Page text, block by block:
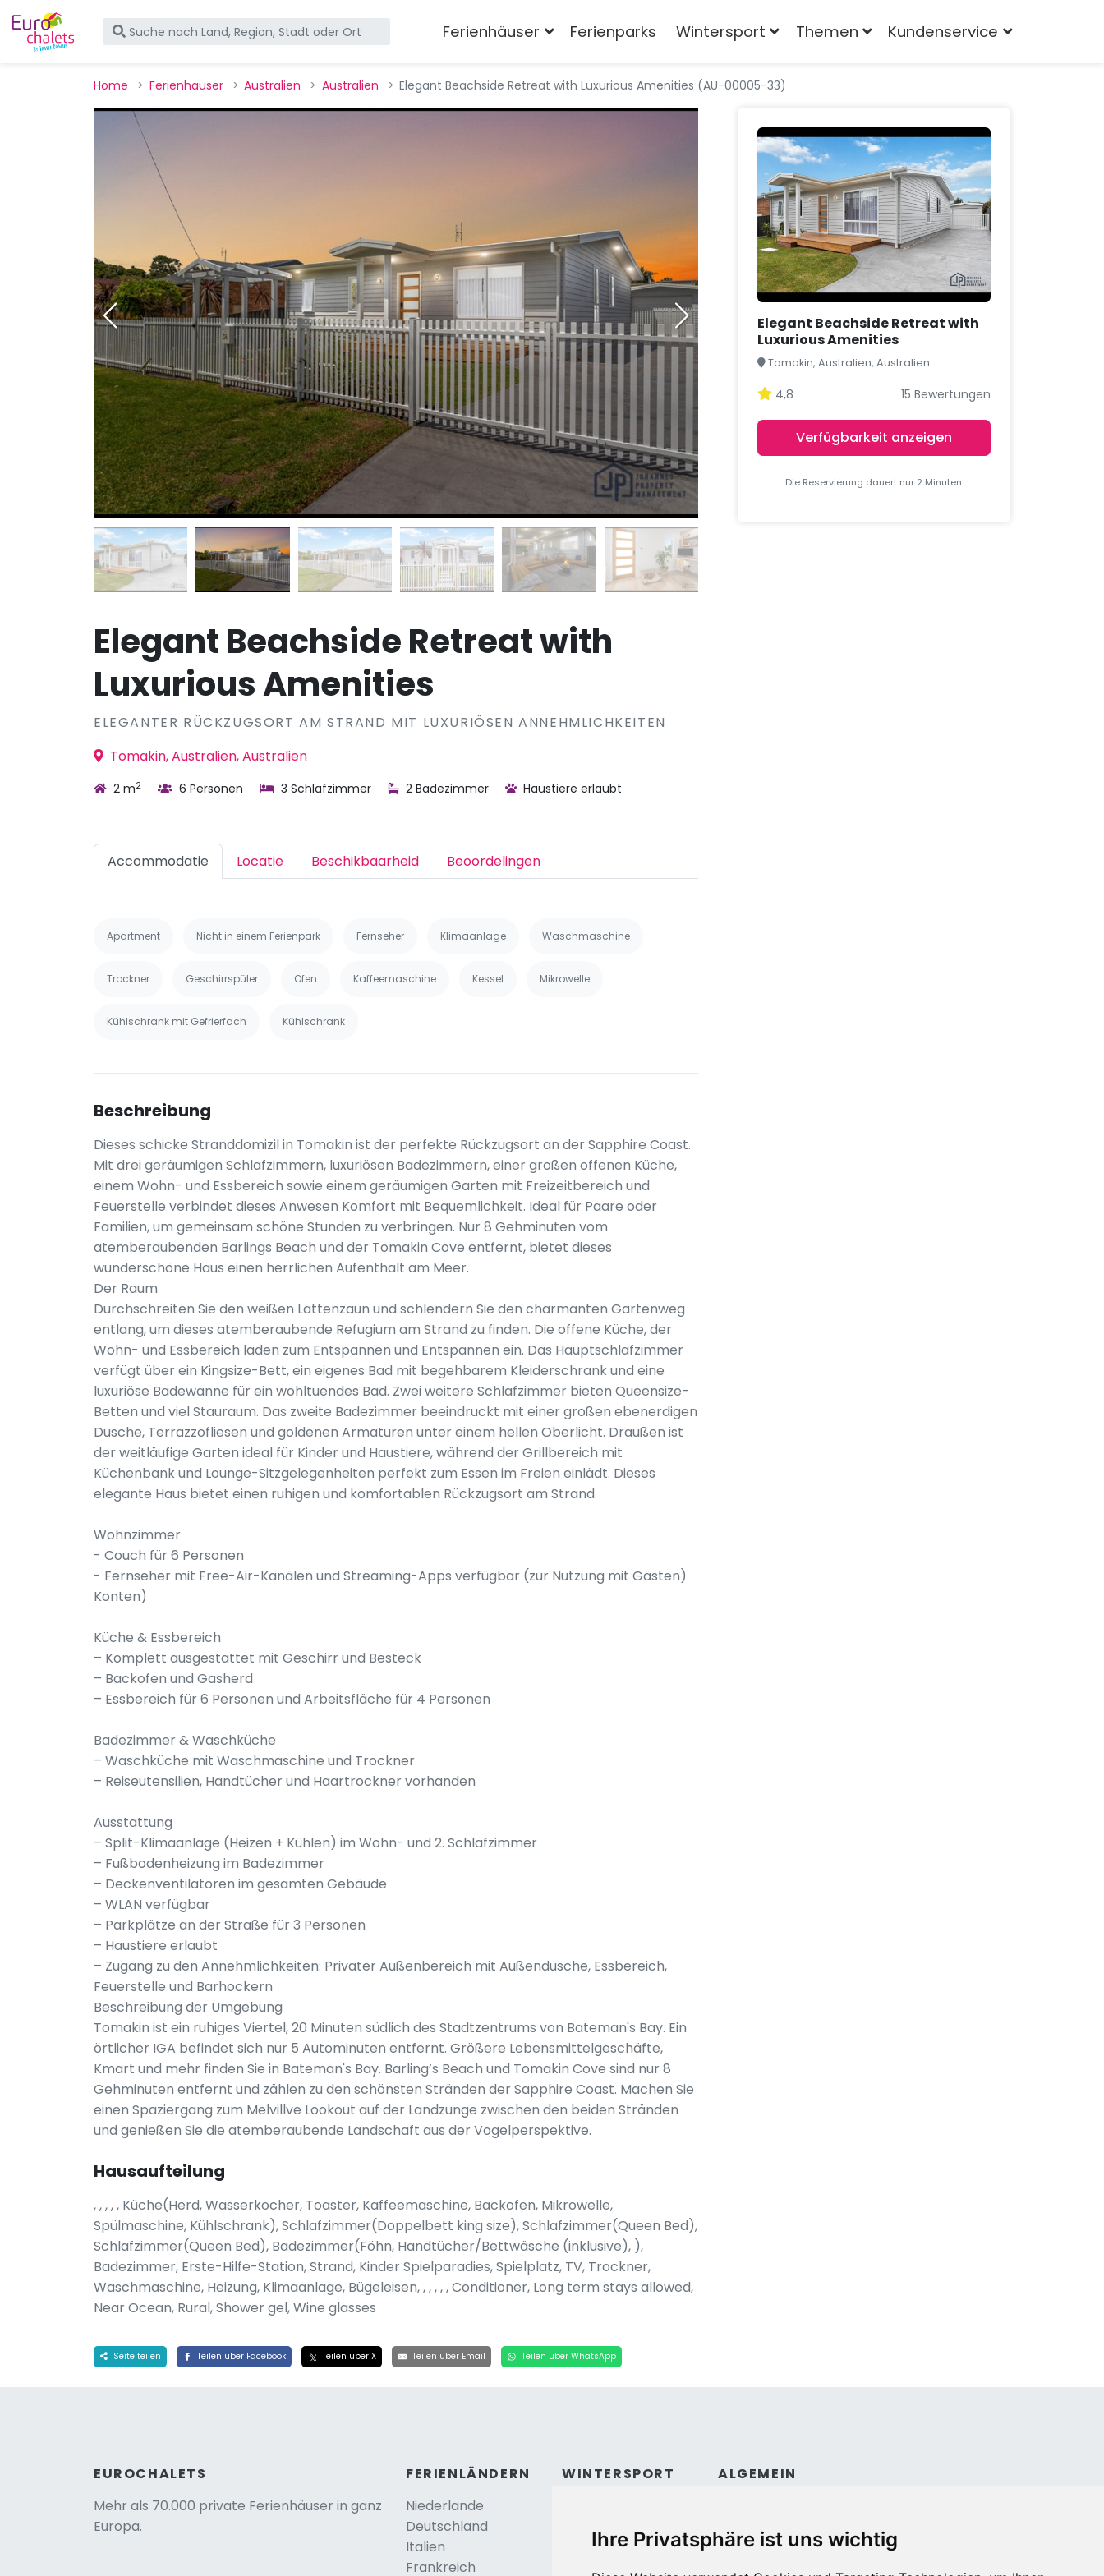
Ihre Privatsphäre ist uns wichtig
Ferienhäuser Ferienparks Wintersport Themen Kundenservice
Home Ferienhauser Australien Australien Elegant Beachside Retreat with Luxurious Amenities (AU-00005-33)
Elegant Beachside Retreat with
Luxurious Amenities
ELEGANTER RÜCKZUGSORT AM STRAND MIT LUXURIÖSEN ANNEHMLICHKEITEN
Tomakin, Australien, Australien
2 m2 6 Personen 3 Schlafzimmer 2 Badezimmer Haustiere erlaubt
Accommodatie Locatie Beschikbaarheid Beoordelingen
Apartment Nicht in einem Ferienpark Fernseher Klimaanlage Waschmaschine
Trockner Geschirrspüler Ofen Kaffeemaschine Kessel Mikrowelle
Kühlschrank mit Gefrierfach Kühlschrank
Beschreibung
Dieses schicke Stranddomizil in Tomakin ist der perfekte Rückzugsort an der Sapphire Coast.
Mit drei geräumigen Schlafzimmern, luxuriösen Badezimmern, einer großen offenen Küche,
einem Wohn- und Essbereich sowie einem geräumigen Garten mit Freizeitbereich und
Feuerstelle verbindet dieses Anwesen Komfort mit Bequemlichkeit. Ideal für Paare oder
Familien, um gemeinsam schöne Stunden zu verbringen. Nur 8 Gehminuten vom
atemberaubenden Barlings Beach und der Tomakin Cove entfernt, bietet dieses
wunderschöne Haus einen herrlichen Aufenthalt am Meer.
Der Raum
Durchschreiten Sie den weißen Lattenzaun und schlendern Sie den charmanten Gartenweg
entlang, um dieses atemberaubende Refugium am Strand zu finden. Die offene Küche, der
Wohn- und Essbereich laden zum Entspannen und Entspannen ein. Das Hauptschlafzimmer
verfügt über ein Kingsize-Bett, ein eigenes Bad mit begehbarem Kleiderschrank und eine
luxuriöse Badewanne für ein wohltuendes Bad. Zwei weitere Schlafzimmer bieten Queensize-
Betten und viel Stauraum. Das zweite Badezimmer beeindruckt mit einer großen ebenerdigen
Dusche, Terrazzofliesen und goldenen Armaturen unter einem hellen Oberlicht. Draußen ist
der weitläufige Garten ideal für Kinder und Haustiere, während der Grillbereich mit
Küchenbank und Lounge-Sitzgelegenheiten perfekt zum Essen im Freien einlädt. Dieses
elegante Haus bietet einen ruhigen und komfortablen Rückzugsort am Strand.
Wohnzimmer
- Couch für 6 Personen
- Fernseher mit Free-Air-Kanälen und Streaming-Apps verfügbar (zur Nutzung mit Gästen)
Konten)
Küche & Essbereich
– Komplett ausgestattet mit Geschirr und Besteck
– Backofen und Gasherd
– Essbereich für 6 Personen und Arbeitsfläche für 4 Personen
Badezimmer & Waschküche
– Waschküche mit Waschmaschine und Trockner
– Reiseutensilien, Handtücher und Haartrockner vorhanden
Ausstattung
– Split-Klimaanlage (Heizen + Kühlen) im Wohn- und 2. Schlafzimmer
– Fußbodenheizung im Badezimmer
– Deckenventilatoren im gesamten Gebäude
– WLAN verfügbar
– Parkplätze an der Straße für 3 Personen
– Haustiere erlaubt
– Zugang zu den Annehmlichkeiten: Privater Außenbereich mit Außendusche, Essbereich,
Feuerstelle und Barhockern
Beschreibung der Umgebung
Tomakin ist ein ruhiges Viertel, 20 Minuten südlich des Stadtzentrums von Bateman's Bay. Ein
örtlicher IGA befindet sich nur 5 Autominuten entfernt. Größere Lebensmittelgeschäfte,
Kmart und mehr finden Sie in Bateman's Bay. Barling’s Beach und Tomakin Cove sind nur 8
Gehminuten entfernt und zählen zu den schönsten Stränden der Sapphire Coast. Machen Sie
einen Spaziergang zum Melvillve Lookout auf der Landzunge zwischen den beiden Stränden
und genießen Sie die atemberaubende Landschaft aus der Vogelperspektive.
Hausaufteilung
, , , , , Küche(Herd, Wasserkocher, Toaster, Kaffeemaschine, Backofen, Mikrowelle,
Spülmaschine, Kühlschrank), Schlafzimmer(Doppelbett king size), Schlafzimmer(Queen Bed),
Schlafzimmer(Queen Bed), Badezimmer(Föhn, Handtücher/Bettwäsche (inklusive), ),
Badezimmer, Erste-Hilfe-Station, Strand, Kinder Spielparadies, Spielplatz, TV, Trockner,
Waschmaschine, Heizung, Klimaanlage, Bügeleisen, , , , , , Conditioner, Long term stays allowed,
Near Ocean, Rural, Shower gel, Wine glasses
Seite teilen Teilen über Facebook Teilen über X Teilen über Email Teilen über WhatsApp
Elegant Beachside Retreat with
Luxurious Amenities
Tomakin, Australien, Australien
4,8 15 Bewertungen
Verfügbarkeit anzeigen
Die Reservierung dauert nur 2 Minuten.
EUROCHALETS
Mehr als 70.000 private Ferienhäuser in ganz
Europa.
FERIENLÄNDERN
Niederlande
Deutschland
Italien
Frankreich
WINTERSPORT
Schweiz
ALGEMEIN
Bedingungen und konditionen